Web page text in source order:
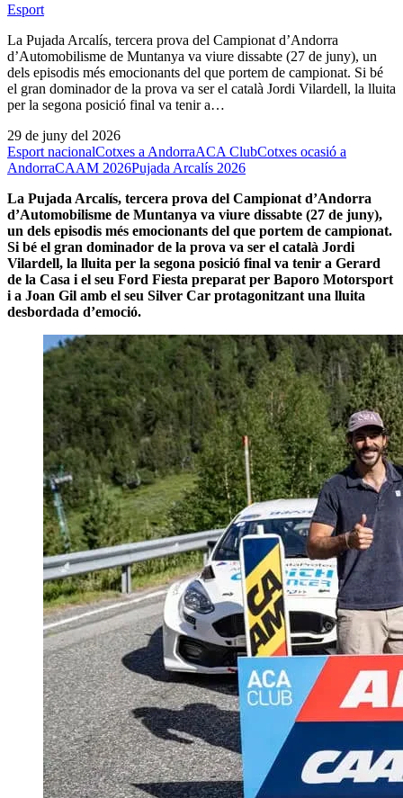
Esport
La Pujada Arcalís, tercera prova del Campionat d’Andorra
d’Automobilisme de Muntanya va viure dissabte (27 de juny), un
dels episodis més emocionants del que portem de campionat. Si bé
el gran dominador de la prova va ser el català Jordi Vilardell, la lluita
per la segona posició final va tenir a…
29 de juny del 2026
Esport nacionalCotxes a AndorraACA ClubCotxes ocasió a
AndorraCAAM 2026Pujada Arcalís 2026
La Pujada Arcalís, tercera prova del Campionat d’Andorra
d’Automobilisme de Muntanya va viure dissabte (27 de juny),
un dels episodis més emocionants del que portem de campionat.
Si bé el gran dominador de la prova va ser el català Jordi
Vilardell, la lluita per la segona posició final va tenir a Gerard
de la Casa i el seu Ford Fiesta preparat per Baporo Motorsport
i a Joan Gil amb el seu Silver Car protagonitzant una lluita
desbordada d’emoció.